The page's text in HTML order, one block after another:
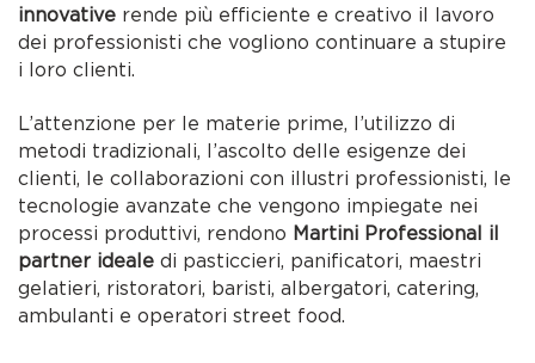
innovative rende più efficiente e creativo il lavoro
dei professionisti che vogliono continuare a stupire
i loro clienti.
L’attenzione per le materie prime, l’utilizzo di
metodi tradizionali, l’ascolto delle esigenze dei
clienti, le collaborazioni con illustri professionisti, le
tecnologie avanzate che vengono impiegate nei
processi produttivi, rendono Martini Professional il
partner ideale di pasticcieri, panificatori, maestri
gelatieri, ristoratori, baristi, albergatori, catering,
ambulanti e operatori street food.